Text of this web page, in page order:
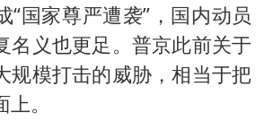
“国家尊严遭袭”，国内动员
名义也更足。普京此前关于
规模打击的威胁，相当于把
。